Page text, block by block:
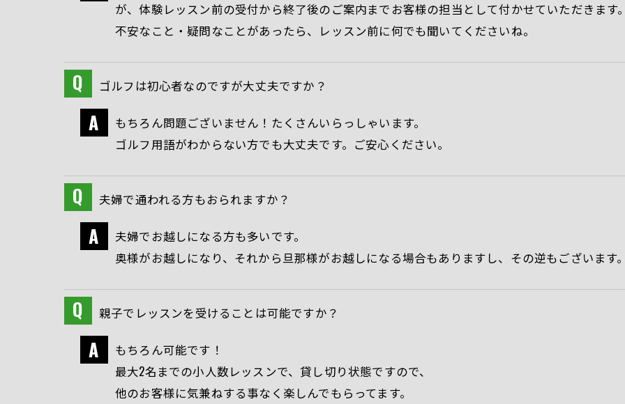
が、体験レッスン前の受付から終了後のご案内までお客様の担当として付かせていただきます
不安なこと・疑問なことがあったら、レッスン前に何でも聞いてくださいね。
ゴルフは初心者なのですが大丈夫ですか？
もちろん問題ございません！たくさんいらっしゃいます。
ゴルフ用語がわからない方でも大丈夫です。ご安心ください。
夫婦で通われる方もおられますか？
夫婦でお越しになる方も多いです。
奥様がお越しになり、それから旦那様がお越しになる場合もありますし、その逆もございます
親子でレッスンを受けることは可能ですか？
もちろん可能です！
最大2名までの小人数レッスンで、貸し切り状態ですので、
他のお客様に気兼ねする事なく楽しんでもらってます。